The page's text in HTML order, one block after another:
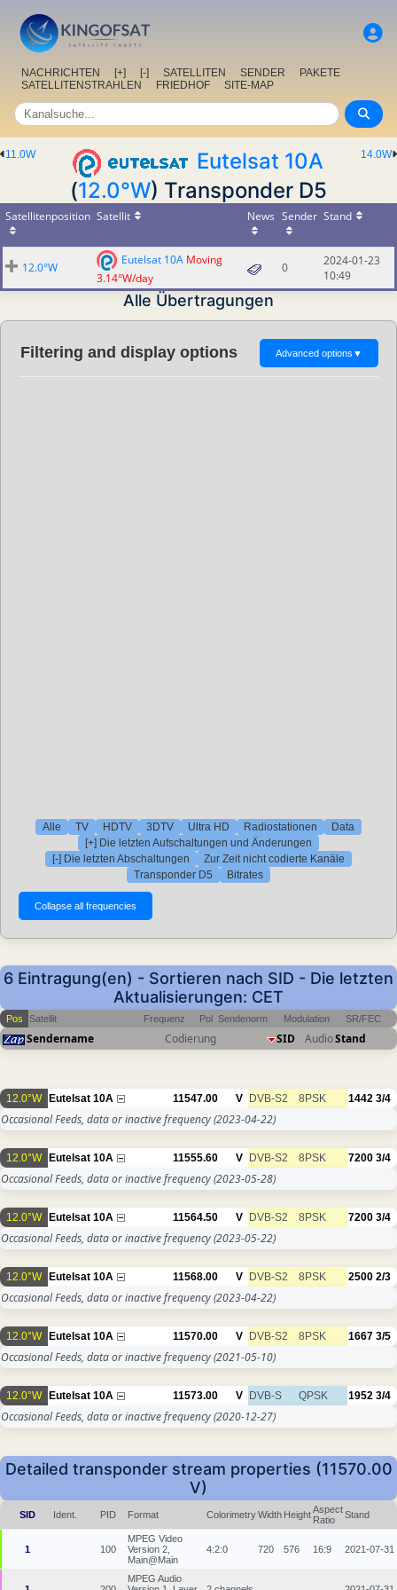
NACHRICHTEN [+] [-] SATELLITEN SENDER
PAKETE
SATELLITENSTRAHLEN
FRIEDHOF SITE-MAP
14.0W
11.0W
Eutelsat 10A
(12.0°W) Transponder D5
Satellitenposition Satellit News Sender Stand
12.0°W
Eutelsat 10A Moving
3.14°W/day
0
2024-01-23
10:49
Alle Übertragungen
Filtering and display options Advanced options ▼
Alle TV HDTV 3DTV Ultra HD Radiostationen
Data
[+] Die letzten Aufschaltungen und Änderungen
[-] Die letzten Abschaltungen
Zur Zeit nicht codierte Kanäle
Transponder D5
Bitrates
6 Eintragung(en) - Sortieren nach SID - Die letzten
Aktualisierungen: CET
Pos Satellit Frequenz Pol Sendenorm Modulation SR/FEC
Sendername Codierung SID AudioStand
12.0°W Eutelsat 10A 11547.00 V DVB-S2 8PSK 1442 3/4
Occasional Feeds, data or inactive frequency(2023-04-22)
12.0°W Eutelsat 10A 11555.60 V DVB-S2 8PSK 7200 3/4
Occasional Feeds, data or inactive frequency(2023-05-28)
12.0°W Eutelsat 10A 11564.50 V DVB-S2 8PSK 7200 3/4
Occasional Feeds, data or inactive frequency(2023-05-22)
12.0°W Eutelsat 10A 11568.00 V DVB-S2 8PSK 2500 2/3
Occasional Feeds, data or inactive frequency(2023-04-22)
12.0°W Eutelsat 10A 11570.00 V DVB-S2 8PSK 1667 3/5
Occasional Feeds, data or inactive frequency(2021-05-10)
12.0°W Eutelsat 10A 11573.00 V DVB-S QPSK 1952 3/4
Occasional Feeds, data or inactive frequency(2020-12-27)
Detailed transponder stream properties (11570.00
V)
SID Ident. PID Format ColorimetryWidth HeightAspect
Ratio
Stand
1 100
MPEG Video
Version 2,
Main@Main
4:2:0 720 576 16:9 2021-07-31
MPEG Audio